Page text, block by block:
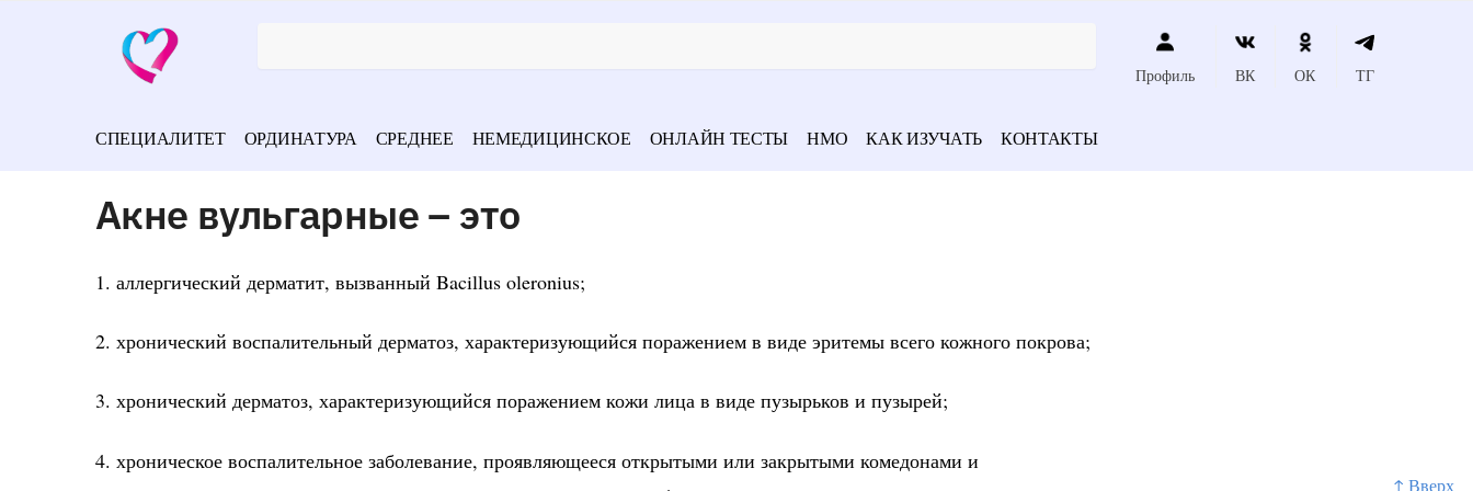
↑ Вверх
Профиль ВК ОК ТГ
СПЕЦИАЛИТЕТ ОРДИНАТУРА СРЕДНЕЕ НЕМЕДИЦИНСКОЕ ОНЛАЙН ТЕСТЫ НМО КАК ИЗУЧАТЬ КОНТАКТЫ
Акне вульгарные – это
1. аллергический дерматит, вызванный Bacillus oleronius;
2. хронический воспалительный дерматоз, характеризующийся поражением в виде эритемы всего кожного покрова;
3. хронический дерматоз, характеризующийся поражением кожи лица в виде пузырьков и пузырей;
4. хроническое воспалительное заболевание, проявляющееся открытыми или закрытыми комедонами и